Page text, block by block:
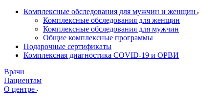
Комплексные обследования для мужчин и женщин
Комплексные обследования для женщин
Комплексные обследования для мужчин
Общие комплексные программы
Подарочные сертификаты
Комплексная диагностика COVID-19 и ОРВИ
Врачи
Пациентам
О центре